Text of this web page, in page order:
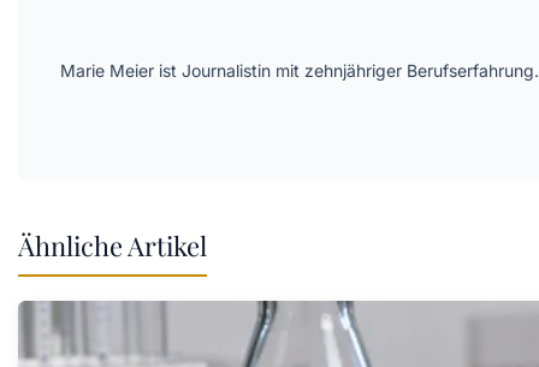
Marie Meier ist Journalistin mit zehnjähriger
Ähnliche Artikel